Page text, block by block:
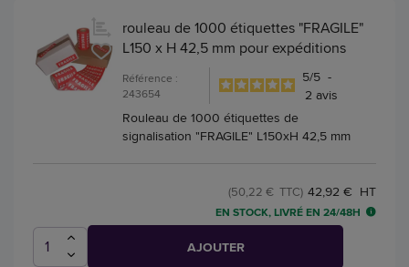
rouleau de 1000 étiquettes "FRAGILE"
L150 x H 42,5 mm pour expéditions
Référence :
243654
5/5 -
2avis
Rouleau de 1000 étiquettes de
signalisation "FRAGILE" L150xH 42,5 mm
42,92 € HT
(50,22 € TTC)
EN STOCK, LIVRÉ EN 24/48H
AJOUTER